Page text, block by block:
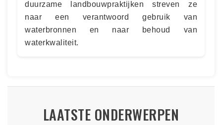
duurzame landbouwpraktijken streven ze
naar een verantwoord gebruik van
waterbronnen en naar behoud van
waterkwaliteit.
LAATSTE ONDERWERPEN